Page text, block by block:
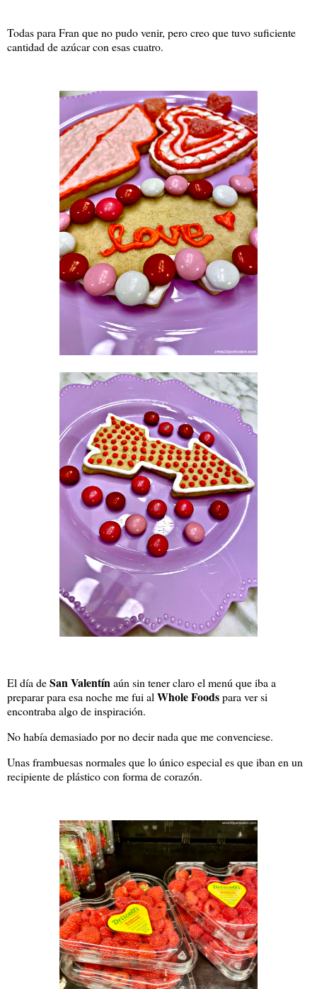
Todas para Fran que no pudo venir, pero creo que tuvo suficiente
cantidad de azúcar con esas cuatro.
El día deSan Valentínaún sin tener claro el menú que iba a
preparar para esa noche me fui alWhole Foodspara ver si
encontraba algo de inspiración.
No había demasiado por no decir nada que me convenciese.
Unas frambuesas normales que lo único especial es que iban en un
recipiente de plástico con forma de corazón.